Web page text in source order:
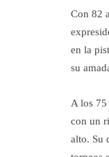
Con 82
en la
su
A los 75
con un
alto. Su